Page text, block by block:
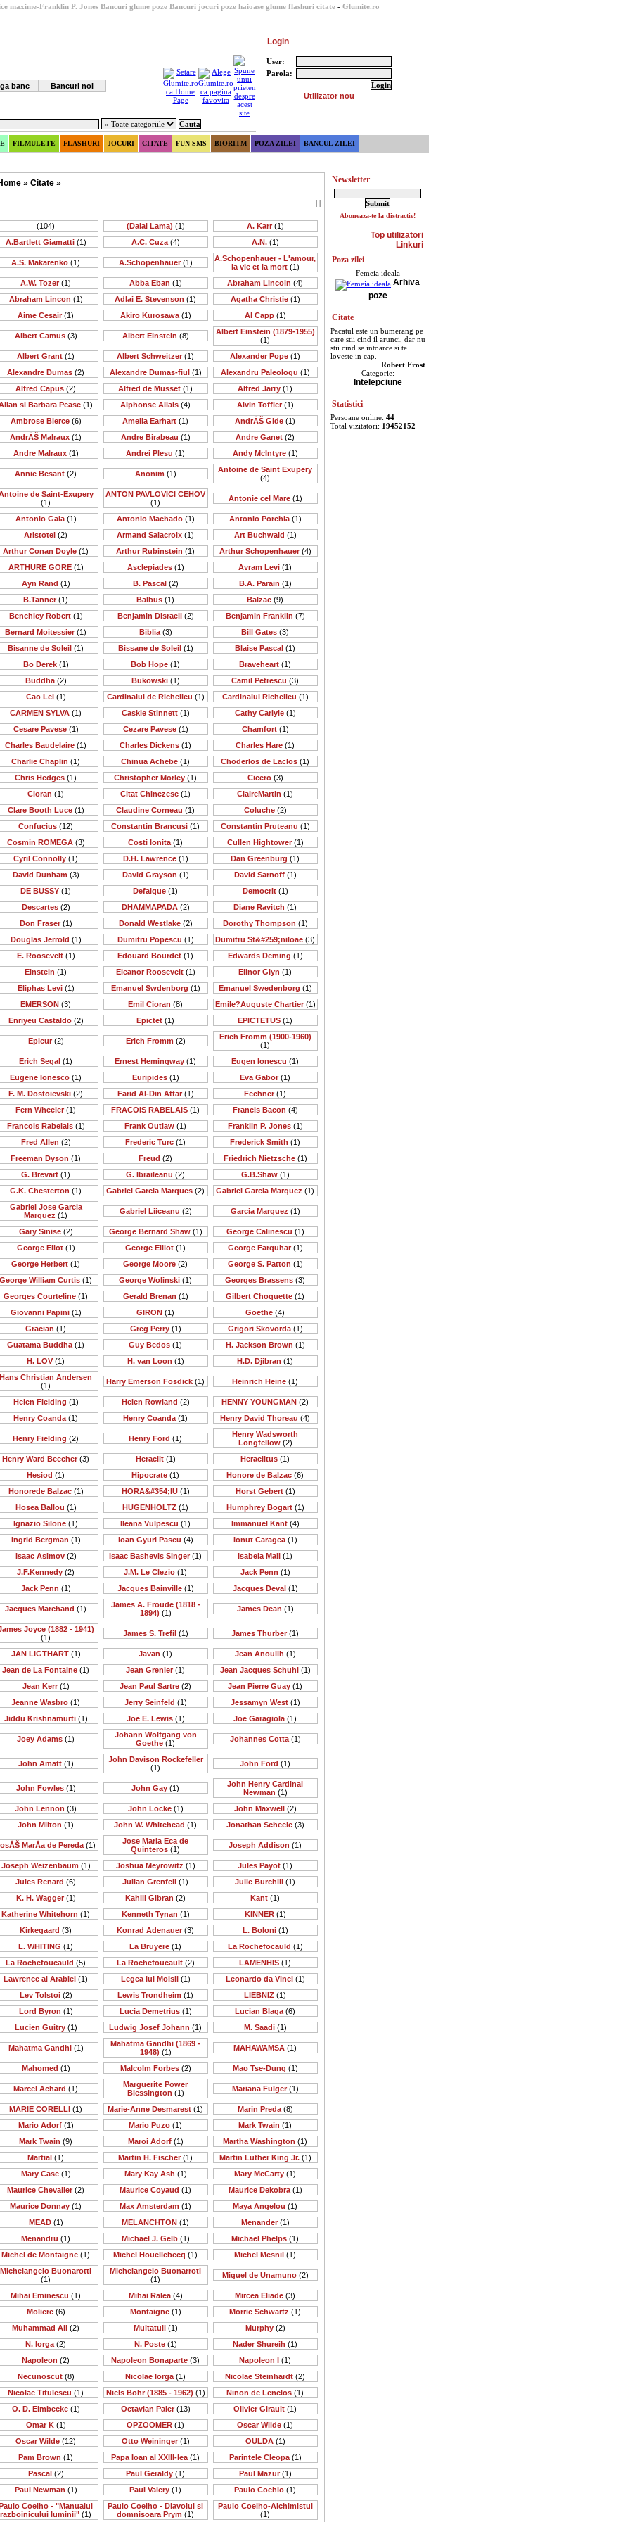
maxime-Franklin P. Jones Bancuri glume poze Bancuri jocuri poze haioase glume flashuri citate - Glumite.ro
banc Bancuri noi
Login
User:
Parola:
Utilizator nou
FILMULETE FLASHURI JOCURI CITATE FUN SMS BIORITM POZA ZILEI BANCUL ZILEI
Newsletter
Aboneaza-te la distractie!
Top utilizatori
Linkuri
Poza zilei
Femeia ideala
Arhiva
poze
Citate
Pacatul este un bumerang pe
care stii cind il arunci, dar nu
stii cind se intoarce si te
loveste in cap.
Robert Frost
Categorie:
Intelepciune
Statistici
Persoane online: 44
Total vizitatori: 19452152
» Citate»
| |
(104) (Dalai Lama) (1) A. Karr(1)
A.Bartlett Giamatti(1) A.C. Cuza(4) A.N.(1)
A.S. Makarenko (1) A.Schopenhauer(1)
A.Schopenhauer - L'amour,
la vie et la mort(1)
A.W. Tozer (1) Abba Eban (1) Abraham Lincoln (4)
Abraham Lincon (1) Adlai E. Stevenson (1) Agatha Christie(1)
Aime Cesair (1) Akiro Kurosawa(1) Al Capp(1)
Albert Camus(3) Albert Einstein (8)
Albert Einstein (1879-1955)
(1)
Albert Grant (1) Albert Schweitzer (1) Alexander Pope (1)
Alexandre Dumas (2) Alexandre Dumas-fiul(1) Alexandru Paleologu (1)
Alfred Capus (2) Alfred de Musset (1) Alfred Jarry (1)
si Barbara Pease (1) Alphonse Allais (4) Alvin Toffler(1)
Ambrose Bierce(6) Amelia Earhart (1) AndrĂŠ Gide (1)
AndrĂŠ Malraux (1) Andre Birabeau (1) Andre Ganet (2)
Andre Malraux(1) Andrei Plesu (1) Andy McIntyre(1)
Annie Besant (2) Anonim (1)
Antoine de Saint Exupery
(4)
de Saint-Exupery
(1)
ANTON PAVLOVICI CEHOV
(1)
Antonie cel Mare(1)
Antonio Gala(1) Antonio Machado(1) Antonio Porchia(1)
Aristotel (2) Armand Salacroix (1) Art Buchwald (1)
Arthur Conan Doyle (1) Arthur Rubinstein (1) Arthur Schopenhauer(4)
ARTHURE GORE(1) Asclepiades(1) Avram Levi (1)
Ayn Rand (1) B. Pascal(2) B.A. Parain (1)
B.Tanner (1) Balbus (1) Balzac (9)
Benchley Robert(1) Benjamin Disraeli(2) Benjamin Franklin (7)
Bernard Moitessier (1) Biblia(3) Bill Gates (3)
Bisanne de Soleil (1) Bissane de Soleil(1) Blaise Pascal (1)
Bo Derek(1) Bob Hope (1) Braveheart (1)
Buddha(2) Bukowski(1) Camil Petrescu (3)
Cao Lei(1) Cardinalul de Richelieu (1) Cardinalul Richelieu (1)
CARMEN SYLVA (1) Caskie Stinnett(1) Cathy Carlyle(1)
Cesare Pavese(1) Cezare Pavese(1) Chamfort(1)
Charles Baudelaire (1) Charles Dickens (1) Charles Hare (1)
Charlie Chaplin (1) Chinua Achebe (1) Choderlos de Laclos (1)
Chris Hedges (1) Christopher Morley (1) Cicero(3)
Cioran (1) Citat Chinezesc (1) ClaireMartin (1)
Clare Booth Luce(1) Claudine Corneau (1) Coluche(2)
Confucius (12) Constantin Brancusi (1) Constantin Pruteanu (1)
Cosmin ROMEGA(3) Costi Ionita (1) Cullen Hightower(1)
Cyril Connolly (1) D.H. Lawrence(1) Dan Greenburg (1)
David Dunham (3) David Grayson (1) David Sarnoff(1)
DE BUSSY (1) Defalque (1) Democrit(1)
Descartes(2) DHAMMAPADA(2) Diane Ravitch (1)
Don Fraser(1) Donald Westlake(2) Dorothy Thompson (1)
Douglas Jerrold (1) Dumitru Popescu (1) Dumitru St&#259;niloae (3)
E. Roosevelt(1) Edouard Bourdet (1) Edwards Deming (1)
Einstein (1) Eleanor Roosevelt(1) Elinor Glyn (1)
Eliphas Levi(1) Emanuel Swdenborg (1) Emanuel Swedenborg (1)
EMERSON (3) Emil Cioran (8) Emile?Auguste Chartier(1)
Enriyeu Castaldo(2) Epictet (1) EPICTETUS (1)
Epicur(2) Erich Fromm (2)
Erich Fromm (1900-1960)
(1)
Erich Segal (1) Ernest Hemingway (1) Eugen Ionescu (1)
Eugene Ionesco (1) Euripides(1) Eva Gabor (1)
F. M. Dostoievski (2) Farid Al-Din Attar(1) Fechner (1)
Fern Wheeler (1) FRACOIS RABELAIS (1) Francis Bacon (4)
Francois Rabelais(1) Frank Outlaw (1) Franklin P. Jones(1)
Fred Allen (2) Frederic Turc (1) Frederick Smith (1)
Freeman Dyson (1) Freud (2) Friedrich Nietzsche(1)
G. Brevart (1) G. Ibraileanu (2) G.B.Shaw(1)
G.K. Chesterton (1) Gabriel Garcia Marques (2) Gabriel Garcia Marquez (1)
Gabriel Jose Garcia
Marquez (1) Gabriel Liiceanu (2) Garcia Marquez (1)
Gary Sinise(2) George Bernard Shaw(1) George Calinescu (1)
George Eliot(1) George Elliot (1) George Farquhar(1)
George Herbert (1) George Moore (2) George S. Patton (1)
George William Curtis (1) George Wolinski (1) Georges Brassens (3)
Georges Courteline (1) Gerald Brenan (1) Gilbert Choquette (1)
Giovanni Papini(1) GIRON (1) Goethe (4)
Gracian (1) Greg Perry(1) Grigori Skovorda(1)
Guatama Buddha (1) Guy Bedos (1) H. Jackson Brown (1)
H. LOV (1) H. van Loon (1) H.D. Djibran (1)
Hans Christian Andersen
(1)
Harry Emerson Fosdick (1) Heinrich Heine (1)
Helen Fielding (1) Helen Rowland (2) HENNY YOUNGMAN (2)
Henry Coanda (1) Henry Coanda (1) Henry David Thoreau (4)
Henry Fielding (2) Henry Ford (1)
Henry Wadsworth
Longfellow(2)
Henry Ward Beecher (3) Heraclit(1) Heraclitus (1)
Hesiod (1) Hipocrate (1) Honore de Balzac (6)
Honorede Balzac(1) HORA&#354;IU(1) Horst Gebert(1)
Hosea Ballou (1) HUGENHOLTZ (1) Humphrey Bogart(1)
Ignazio Silone (1) Ileana Vulpescu (1) Immanuel Kant(4)
Ingrid Bergman (1) Ioan Gyuri Pascu (4) Ionut Caragea(1)
Isaac Asimov(2) Isaac Bashevis Singer (1) Isabela Mali (1)
J.F.Kennedy (2) J.M. Le Clezio (1) Jack Penn (1)
Jack Penn (1) Jacques Bainville(1) Jacques Deval(1)
Jacques Marchand (1)
James A. Froude (1818 -
1894) (1) James Dean (1)
Joyce (1882 - 1941)
(1)
James S. Trefil(1) James Thurber (1)
JAN LIGTHART(1) Javan (1) Jean Anouilh (1)
Jean de La Fontaine (1) Jean Grenier (1) Jean Jacques Schuhl(1)
Jean Kerr(1) Jean Paul Sartre (2) Jean Pierre Guay (1)
Jeanne Wasbro (1) Jerry Seinfeld (1) Jessamyn West(1)
Jiddu Krishnamurti(1) Joe E. Lewis(1) Joe Garagiola (1)
Joey Adams (1)
Johann Wolfgang von
Goethe (1) Johannes Cotta(1)
John Amatt(1)
John Davison Rockefeller
(1)
John Ford (1)
John Fowles(1) John Gay (1)
John Henry Cardinal
Newman (1)
John Lennon (3) John Locke(1) John Maxwell(2)
John Milton (1) John W. Whitehead (1) Jonathan Scheele(3)
MarĂ­a de Pereda (1)
Jose Maria Eca de
Quinteros (1) Joseph Addison (1)
Joseph Weizenbaum (1) Joshua Meyrowitz (1) Jules Payot (1)
Jules Renard (6) Julian Grenfell (1) Julie Burchill (1)
K. H. Wagger(1) Kahlil Gibran (2) Kant (1)
Katherine Whitehorn (1) Kenneth Tynan (1) KINNER(1)
Kirkegaard (3) Konrad Adenauer (3) L. Boloni(1)
L. WHITING (1) La Bruyere (1) La Rochefocauld (1)
La Rochefoucauld (5) La Rochefoucault(2) LAMENHIS (1)
Lawrence al Arabiei (1) Legea lui Moisil(1) Leonardo da Vinci(1)
Lev Tolstoi(2) Lewis Trondheim (1) LIEBNIZ (1)
Lord Byron (1) Lucia Demetrius(1) Lucian Blaga (6)
Lucien Guitry(1) Ludwig Josef Johann (1) M. Saadi(1)
Mahatma Gandhi(1)
Mahatma Gandhi (1869 -
1948) (1) MAHAWAMSA (1)
Mahomed (1) Malcolm Forbes(2) Mao Tse-Dung (1)
Marcel Achard (1)
Marguerite Power
Blessington (1) Mariana Fulger(1)
MARIE CORELLI (1) Marie-Anne Desmarest (1) Marin Preda(8)
Mario Adorf(1) Mario Puzo (1) Mark Twain (1)
Mark Twain (9) Maroi Adorf(1) Martha Washington (1)
Martial (1) Martin H. Fischer (1) Martin Luther King Jr.(1)
Mary Case(1) Mary Kay Ash (1) Mary McCarty (1)
Maurice Chevalier (2) Maurice Coyaud (1) Maurice Dekobra(1)
Maurice Donnay (1) Max Amsterdam (1) Maya Angelou (1)
MEAD(1) MELANCHTON (1) Menander(1)
Menandru (1) Michael J. Gelb(1) Michael Phelps (1)
Michel de Montaigne (1) Michel Houellebecq (1) Michel Mesnil (1)
Michelangelo Buonarotti
(1)
Michelangelo Buonarroti
(1)
Miguel de Unamuno(2)
Mihai Eminescu (1) Mihai Ralea(4) Mircea Eliade (3)
Moliere(6) Montaigne(1) Morrie Schwartz (1)
Muhammad Ali (2) Multatuli(1) Murphy(2)
N. Iorga (2) N. Poste(1) Nader Shureih (1)
Napoleon (2) Napoleon Bonaparte (3) Napoleon I (1)
Necunoscut(8) Nicolae Iorga (1) Nicolae Steinhardt (2)
Nicolae Titulescu (1) Niels Bohr (1885 - 1962) (1) Ninon de Lenclos (1)
O. D. Eimbecke(1) Octavian Paler(13) Olivier Girault (1)
Omar K(1) OPZOOMER (1) Oscar Wilde (1)
Oscar Wilde (12) Otto Weininger(1) OULDA(1)
Pam Brown (1) Papa Ioan al XXIII-lea (1) Parintele Cleopa(1)
Pascal(2) Paul Geraldy (1) Paul Mazur(1)
Paul Newman (1) Paul Valery (1) Paulo Coehlo (1)
Coelho - "Manualul
razboinicului luminii" (1)
Paulo Coelho - Diavolul si
domnisoara Prym (1)
Paulo Coelho-Alchimistul
(1)